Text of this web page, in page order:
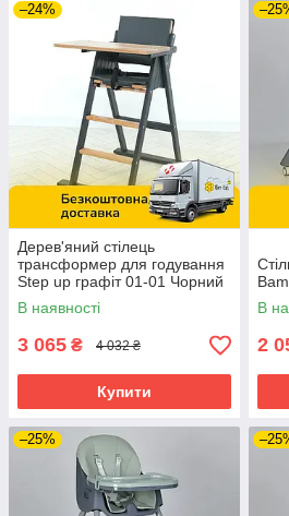
–24%
Дерев'яний стілець
трансформер для годування
Step up графiт 01-01 Чорний
В наявності
3 065 ₴ 4 032 ₴
Купити
В
2
–25%